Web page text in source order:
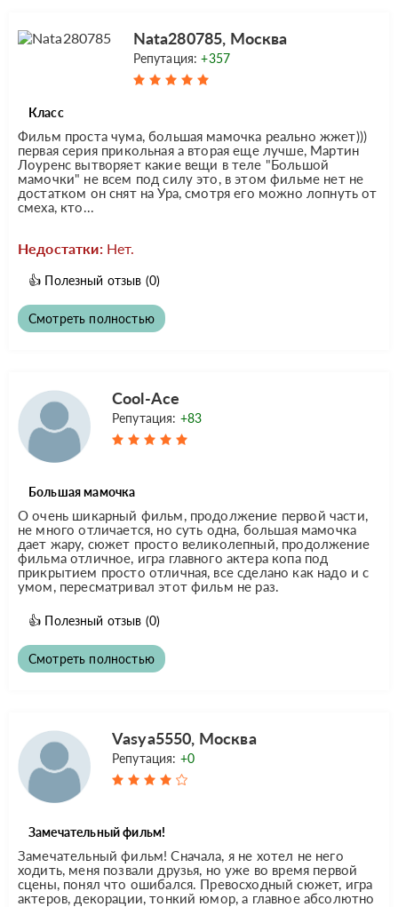
Nata280785, Москва
Репутация:+357
Класс
Фильм проста чума, большая мамочка реально жжет)))
первая серия прикольная а вторая еще лучше, Мартин
Лоуренс вытворяет какие вещи в теле "Большой
мамочки" не всем под силу это, в этом фильме нет не
достатком он снят на Ура, смотря его можно лопнуть от
смеха, кто...
Недостатки: Нет.
👍 Полезный отзыв (0)
Смотреть полностью
Cool-Ace
Репутация: +83
Большая мамочка
О очень шикарный фильм, продолжение первой части,
не много отличается, но суть одна, большая мамочка
дает жару, сюжет просто великолепный, продолжение
фильма отличное, игра главного актера копа под
прикрытием просто отличная, все сделано как надо и с
умом, пересматривал этот фильм не раз.
👍 Полезный отзыв (0)
Смотреть полностью
Vasya5550, Москва
Репутация: +0
Замечательный фильм!
Замечательный фильм! Сначала, я не хотел не него
ходить, меня позвали друзья, но уже во время первой
сцены, понял что ошибался. Превосходный сюжет, игра
актеров, декорации, тонкий юмор, а главное абсолютно